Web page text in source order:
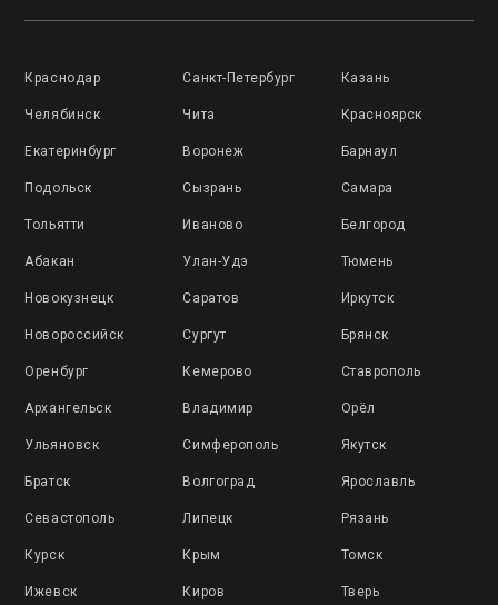
Краснодар Санкт-Петербург Казань
Челябинск Чита Красноярск
Екатеринбург Воронеж Барнаул
Подольск Сызрань Самара
Тольятти Иваново Белгород
Абакан Улан-Удэ Тюмень
Новокузнецк Саратов Иркутск
Новороссийск Сургут Брянск
Оренбург Кемерово Ставрополь
Архангельск Владимир Орёл
Ульяновск Симферополь Якутск
Братск Волгоград Ярославль
Севастополь Липецк Рязань
Курск Крым Томск
Ижевск Киров Тверь